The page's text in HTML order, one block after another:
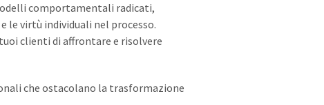
comportamentali radicati,
le virtù individuali nel processo.
clienti di affrontare e risolvere
che ostacolano la trasformazione